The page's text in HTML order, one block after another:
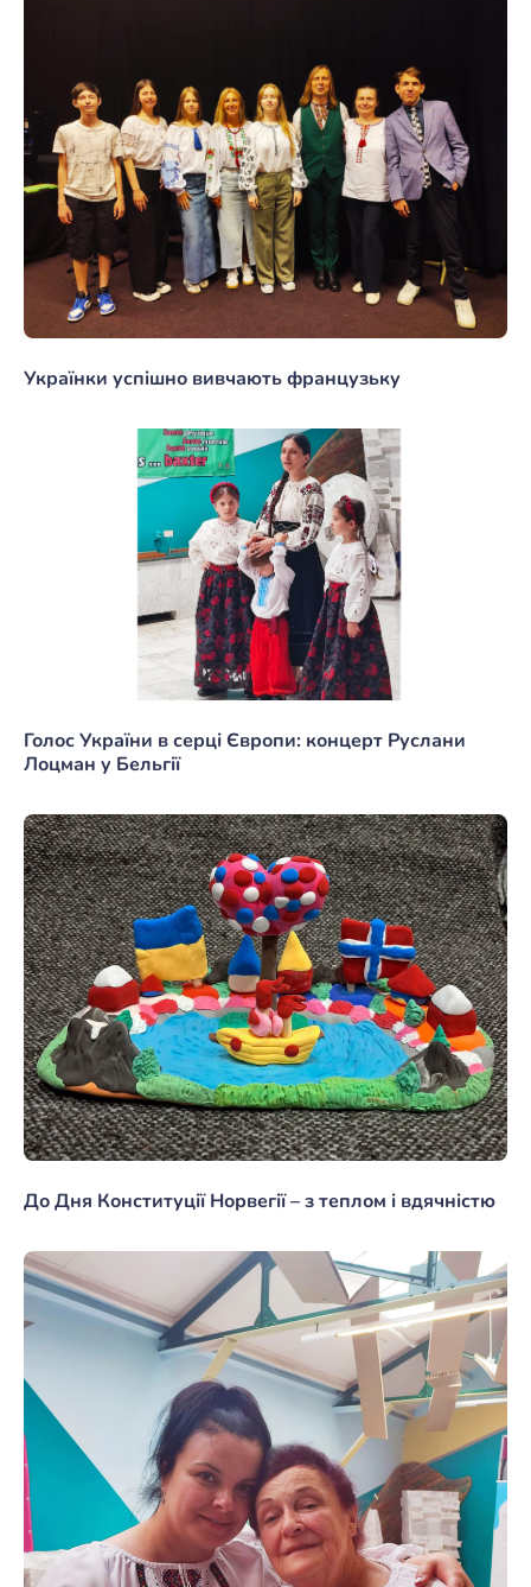
Українки успішно вивчають французьку
Голос України в серці Європи: концерт Руслани
Лоцман у Бельгії
До Дня Конституції Норвегії – з теплом і вдячністю